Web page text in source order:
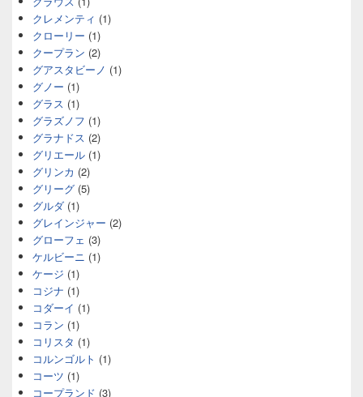
クレメンティ (1)
クローリー (1)
クープラン (2)
グアスタビーノ (1)
グノー (1)
グラス (1)
グラズノフ (1)
グラナドス (2)
グリエール (1)
グリンカ (2)
グリーグ (5)
グルダ (1)
グレインジャー (2)
グローフェ (3)
ケルビーニ (1)
ケージ (1)
コジナ (1)
コダーイ (1)
コラン (1)
コリスタ (1)
コルンゴルト (1)
コーツ (1)
コープランド (3)